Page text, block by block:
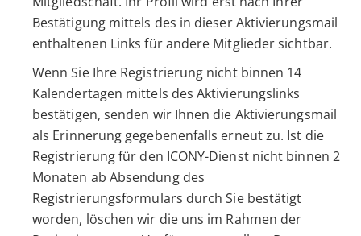
Bestätigung mittels des in dieser Aktivierungsmail
enthaltenen Links für andere Mitglieder sichtbar.
Wenn Sie Ihre Registrierung nicht binnen 14
Kalendertagen mittels des Aktivierungslinks
bestätigen, senden wir Ihnen die Aktivierungsmail
als Erinnerung gegebenenfalls erneut zu. Ist die
Registrierung für den ICONY-Dienst nicht binnen 2
Monaten ab Absendung des
Registrierungsformulars durch Sie bestätigt
worden, löschen wir die uns im Rahmen der